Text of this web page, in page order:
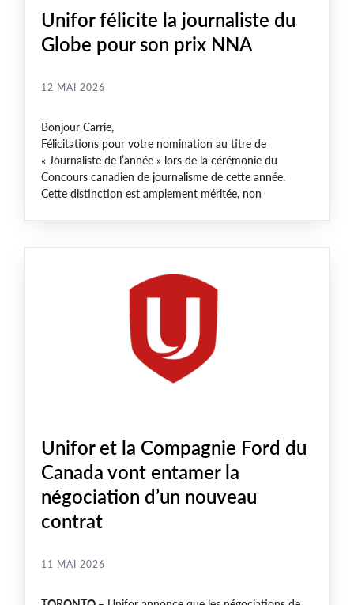
Unifor félicite la journaliste du
Globe pour son prix NNA
12 MAI 2026
Bonjour Carrie,
Félicitations pour votre nomination au titre de
« Journaliste de l’année » lors de la cérémonie du
Concours canadien de journalisme de cette année.
Cette distinction est amplement méritée, non
Unifor et la Compagnie Ford du
Canada vont entamer la
négociation d’un nouveau
contrat
11 MAI 2026